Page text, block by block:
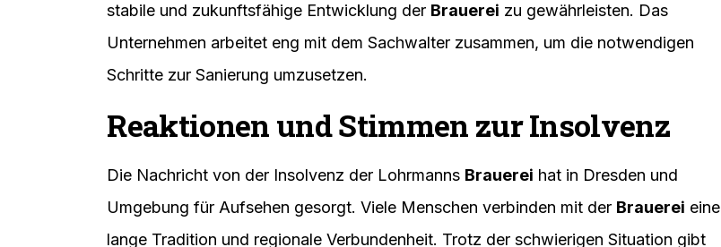
stabile und zukunftsfähige Entwicklung der Brauerei zu gewährleisten. Das
Unternehmen arbeitet eng mit dem Sachwalter zusammen, um die notwendigen
Schritte zur Sanierung umzusetzen.
Reaktionen und Stimmen zur Insolvenz
Die Nachricht von der Insolvenz der Lohrmanns Brauerei hat in Dresden und
Umgebung für Aufsehen gesorgt. Viele Menschen verbinden mit der Brauerei eine
lange Tradition und regionale Verbundenheit. Trotz der schwierigen Situation gibt